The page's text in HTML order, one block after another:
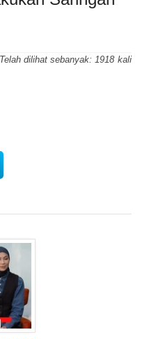
Telah dilihat sebanyak: 1918